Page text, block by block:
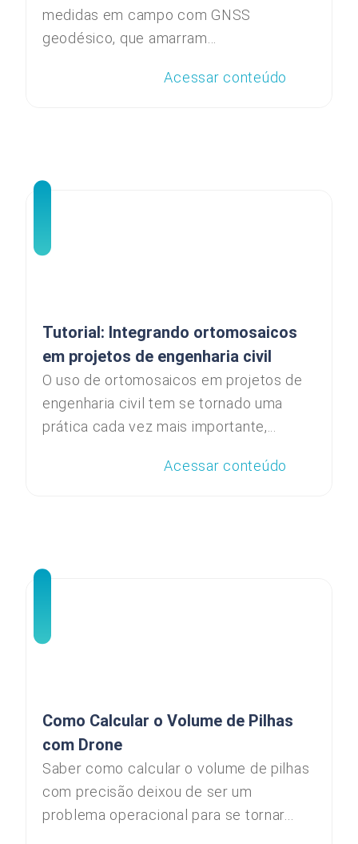
medidas em campo com GNSS
geodésico, que amarram...
Acessar conteúdo
Tutorial: Integrando ortomosaicos
em projetos de engenharia civil
O uso de ortomosaicos em projetos de
engenharia civil tem se tornado uma
prática cada vez mais importante,...
Acessar conteúdo
Como Calcular o Volume de Pilhas
com Drone
Saber como calcular o volume de pilhas
com precisão deixou de ser um
problema operacional para se tornar...